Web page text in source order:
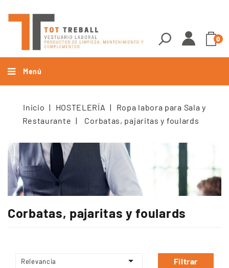
0
Menú
Inicio HOSTELERÍA
Ropa labora para Sala y
Restaurante
Corbatas, pajaritas y foulards
Corbatas, pajaritas y foulards
Relevancia  Filtrar